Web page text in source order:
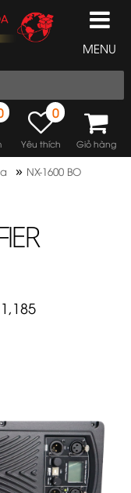
MENU
0
Yêu thích Giỏ hàng
» NX-1600 BO